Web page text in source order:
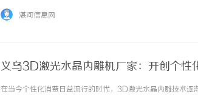
术与完善的服务体系，是选型时的可靠选择。 ...……
湛河信息网
义乌3D激光水晶内雕机厂家：开创个性
在当今个性化消费日益流行的时代，3D激光水晶内雕技术